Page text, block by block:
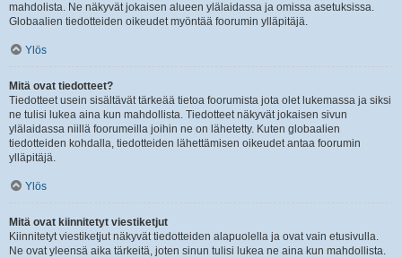
mahdolista. Ne näkyvät jokaisen alueen ylälaidassa ja omissa asetuksissa.
Globaalien tiedotteiden oikeudet myöntää foorumin ylläpitäjä.
Ylös
Mitä ovat tiedotteet?
Tiedotteet usein sisältävät tärkeää tietoa foorumista jota olet lukemassa ja siksi
ne tulisi lukea aina kun mahdollista. Tiedotteet näkyvät jokaisen sivun
ylälaidassa niillä foorumeilla joihin ne on lähetetty. Kuten globaalien
tiedotteiden kohdalla, tiedotteiden lähettämisen oikeudet antaa foorumin
ylläpitäjä.
Ylös
Mitä ovat kiinnitetyt viestiketjut
Kiinnitetyt viestiketjut näkyvät tiedotteiden alapuolella ja ovat vain etusivulla.
Ne ovat yleensä aika tärkeitä, joten sinun tulisi lukea ne aina kun mahdollista.